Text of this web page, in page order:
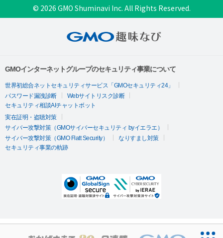
© 2026 GMO Shuminavi Inc. All Rights Reserved.